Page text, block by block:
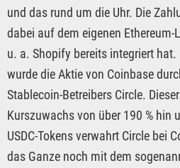
und das rund um die Uhr. Die
dabei auf dem eigenen Ethereum-
u. a. Shopify bereits integriert
wurde die Aktie von Coinbase
Stablecoin-Betreibers Circle.
Kurszuwachs von über 190 % hin
USDC-Tokens verwahrt Circle bei
das Ganze noch mit dem